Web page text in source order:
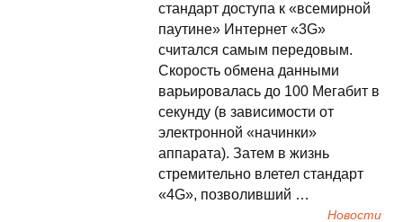
стандарт доступа к «всемирной
паутине» Интернет «3G»
считался самым передовым.
Скорость обмена данными
варьировалась до 100 Мегабит в
секунду (в зависимости от
электронной «начинки»
аппарата). Затем в жизнь
стремительно влетел стандарт
«4G», позволивший …
Новости